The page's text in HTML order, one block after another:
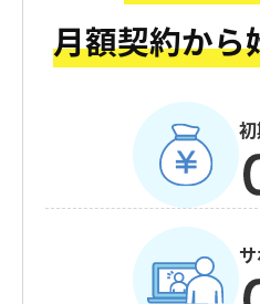
月額契約から
初